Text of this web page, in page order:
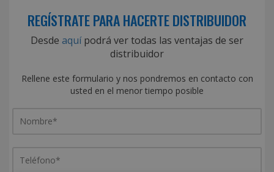
REGÍSTRATE PARA HACERTE DISTRIBUIDOR
Desde aquípodrá ver todas las ventajas de ser
distribuidor
Rellene este formulario y nos pondremos en contacto con
usted en el menor tiempo posible